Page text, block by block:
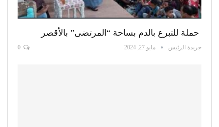
حملة للتبرع بالدم بساحة “المرتضى” بالأقصر
جريدة الرئيس مايو 27, 2024